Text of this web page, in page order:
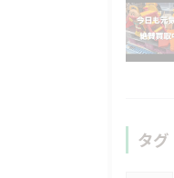
タグ